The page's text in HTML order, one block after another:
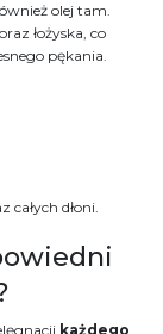
olej tam.
łożyska, co
pękania.
całych dłoni.
każdego